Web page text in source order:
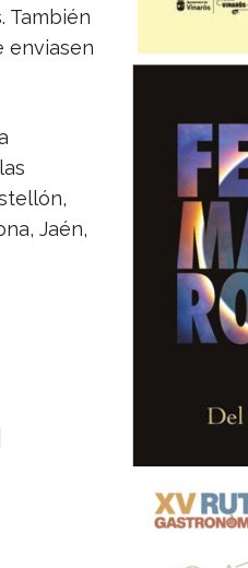
También
enviasen
Jaén,